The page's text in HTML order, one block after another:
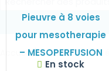
Accueil/Brosses à dents
Pieuvre à 8 voies
pour mesotherapie
– MESOPERFUSION
En stock